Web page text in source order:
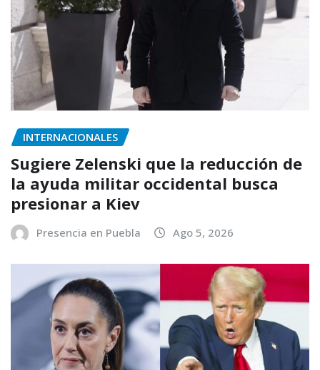
INTERNACIONALES
Sugiere Zelenski que la reducción de
la ayuda militar occidental busca
presionar a Kiev
Presencia en Puebla Ago 5, 2026